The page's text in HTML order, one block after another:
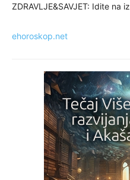
ZDRAVLJE&SAVJET: Idite na
ehoroskop.net